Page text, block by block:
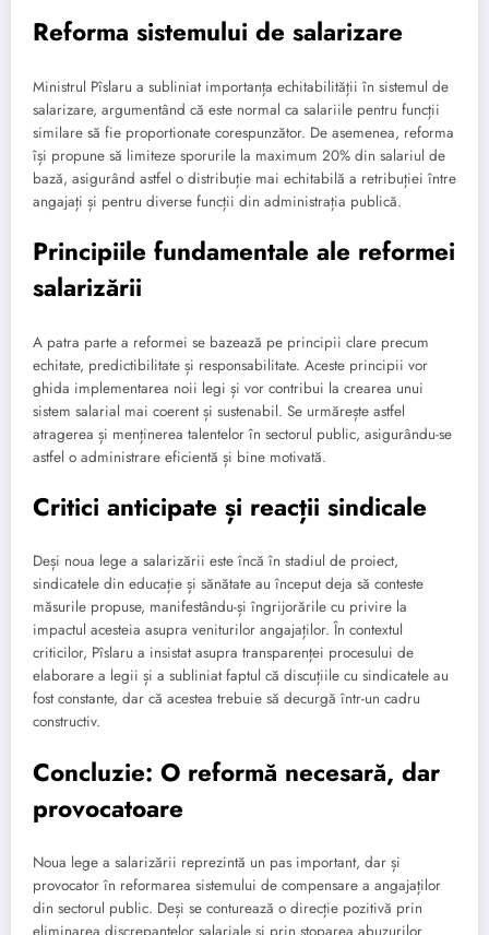
Reforma sistemului de salarizare
Ministrul Pîslaru a subliniat importanța echitabilității în sistemul de
salarizare, argumentând că este normal ca salariile pentru funcții
similare să fie proportionate corespunzător. De asemenea, reforma
își propune să limiteze sporurile la maximum 20% din salariul de
bază, asigurând astfel o distribuție mai echitabilă a retribuției între
angajați și pentru diverse funcții din administrația publică.
Principiile fundamentale ale reformei
salarizării
A patra parte a reformei se bazează pe principii clare precum
echitate, predictibilitate și responsabilitate. Aceste principii vor
ghida implementarea noii legi și vor contribui la crearea unui
sistem salarial mai coerent și sustenabil. Se urmărește astfel
atragerea și menținerea talentelor în sectorul public, asigurându-se
astfel o administrare eficientă și bine motivată.
Critici anticipate și reacții sindicale
Deși noua lege a salarizării este încă în stadiul de proiect,
sindicatele din educație și sănătate au început deja să conteste
măsurile propuse, manifestându-și îngrijorările cu privire la
impactul acesteia asupra veniturilor angajaților. În contextul
criticilor, Pîslaru a insistat asupra transparenței procesului de
elaborare a legii și a subliniat faptul că discuțiile cu sindicatele au
fost constante, dar că acestea trebuie să decurgă într-un cadru
constructiv.
Concluzie: O reformă necesară, dar
provocatoare
Noua lege a salarizării reprezintă un pas important, dar și
provocator în reformarea sistemului de compensare a angajaților
din sectorul public. Deși se conturează o direcție pozitivă prin